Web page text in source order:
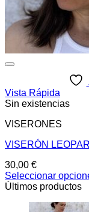
página
de
producto
Vista Rápida
Sin existencias
VISERONES
VISERÓN
30,00 €
Seleccionar
Este
Últimos productos